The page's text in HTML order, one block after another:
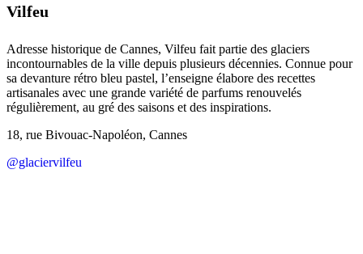
Vilfeu
Adresse historique de Cannes, Vilfeu fait partie des glaciers
incontournables de la ville depuis plusieurs décennies. Connue pour
sa devanture rétro bleu pastel, l’enseigne élabore des recettes
artisanales avec une grande variété de parfums renouvelés
régulièrement, au gré des saisons et des inspirations.
18, rue Bivouac-Napoléon, Cannes
@glaciervilfeu